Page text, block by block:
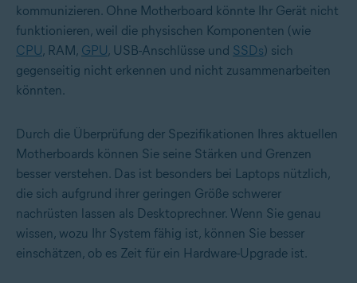
kommunizieren. Ohne Motherboard könnte Ihr Gerät nicht
funktionieren, weil die physischen Komponenten (wie
CPU, RAM, GPU, USB-Anschlüsse und SSDs) sich
gegenseitig nicht erkennen und nicht zusammenarbeiten
könnten.
Durch die Überprüfung der Spezifikationen Ihres aktuellen
Motherboards können Sie seine Stärken und Grenzen
besser verstehen. Das ist besonders bei Laptops nützlich,
die sich aufgrund ihrer geringen Größe schwerer
nachrüsten lassen als Desktoprechner. Wenn Sie genau
wissen, wozu Ihr System fähig ist, können Sie besser
einschätzen, ob es Zeit für ein Hardware-Upgrade ist.